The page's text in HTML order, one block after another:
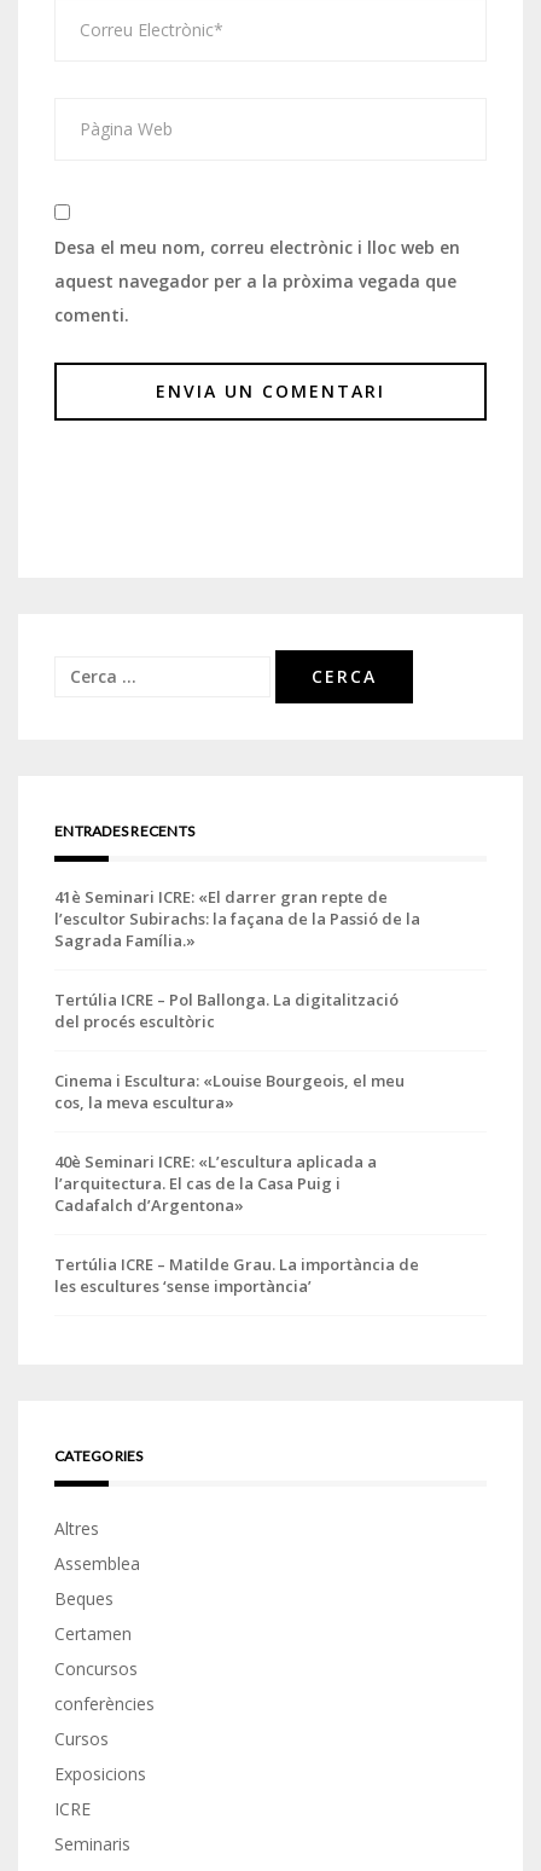
Desa el meu nom, correu electrònic i lloc web en
aquest navegador per a la pròxima vegada que
comenti.
Cerca:
ENTRADES RECENTS
41è Seminari ICRE: «El darrer gran repte de
l’escultor Subirachs: la façana de la Passió de la
Sagrada Família.»
Tertúlia ICRE – Pol Ballonga. La digitalització
del procés escultòric
Cinema i Escultura: «Louise Bourgeois, el meu
cos, la meva escultura»
40è Seminari ICRE: «L’escultura aplicada a
l’arquitectura. El cas de la Casa Puig i
Cadafalch d’Argentona»
Tertúlia ICRE – Matilde Grau. La importància de
les escultures ‘sense importància’
CATEGORIES
Altres
Assemblea
Beques
Certamen
Concursos
conferències
Cursos
Exposicions
ICRE
Seminaris